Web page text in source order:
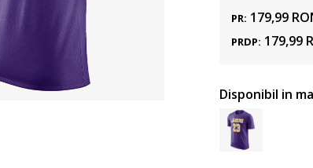
PR: 179,99
PRDP: 179,99
Disponibil in